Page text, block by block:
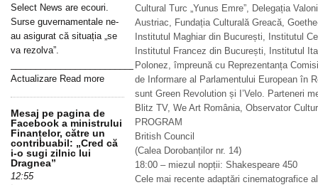
Cultural Turc „Yunus Emre”, Delegația
Austriac, Fundația Culturală Greacă,
Institutul Maghiar din București, Institutul
Institutul Francez din București, Institutul
Polonez, împreună cu Reprezentanța
de Informare al Parlamentului European în
sunt Green Revolution și I’Velo. Parteneri
Blitz TV, We Art România, Observator
PROGRAM
British Council
(Calea Dorobanților nr. 14)
18:00 – miezul nopții: Shakespeare 450
Cele mai recente adaptări cinematografice
Select News are ecouri.
Surse guvernamentale ne-
au asigurat că situația „se
va rezolva”.
Actualizare Read more
Mesaj pe pagina de
Facebook a ministrului
Finanțelor, către un
contribuabil: „Cred că
i-o sugi zilnic lui
Dragnea”
12:55